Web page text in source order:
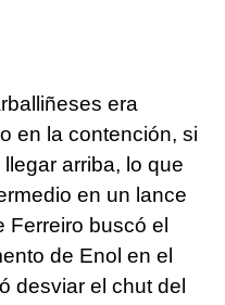
era
en la contención, si
arriba, lo que
en un lance
Ferreiro buscó el
de Enol en el
desviar el chut del